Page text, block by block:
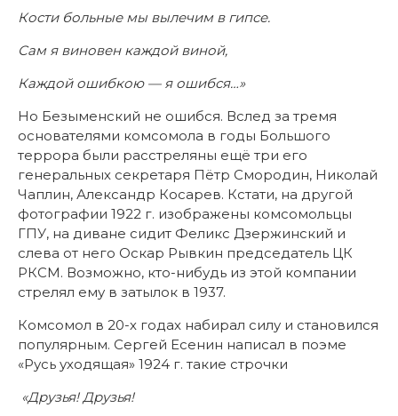
Кости больные мы вылечим в гипсе.
Сам я виновен каждой виной,
Каждой ошибкою — я ошибся…»
Но Безыменский не ошибся. Вслед за тремя
основателями комсомола в годы Большого
террора были расстреляны ещё три его
генеральных секретаря Пётр Смородин, Николай
Чаплин, Александр Косарев. Кстати, на другой
фотографии 1922 г. изображены комсомольцы
ГПУ, на диване сидит Феликс Дзержинский и
слева от него Оскар Рывкин председатель ЦК
РКСМ. Возможно, кто-нибудь из этой компании
стрелял ему в затылок в 1937.
Комсомол в 20-х годах набирал силу и становился
популярным. Сергей Есенин написал в поэме
«Русь уходящая» 1924 г. такие строчки
«Друзья! Друзья!